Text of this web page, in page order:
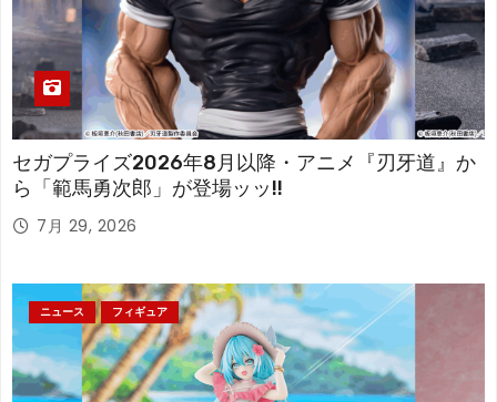
セガプライズ2026年8月以降・アニメ『刃牙道』か
ら「範馬勇次郎」が登場ッッ!!
7月 29, 2026
ニュース フィギュア